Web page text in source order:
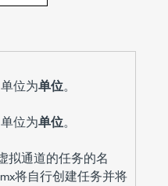
单位为单位。
单位为单位。
拟通道的任务的名
将自行创建任务并将